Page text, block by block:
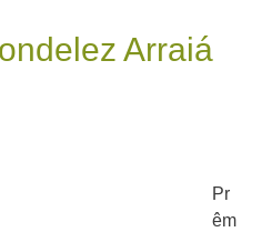
Arraiá
Pr
êm